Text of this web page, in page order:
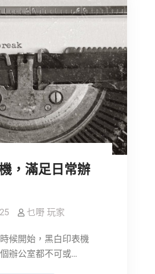
，滿足日常辦
乜嘢 玩家
候開始，黑白印表機
辦公室都不可或…